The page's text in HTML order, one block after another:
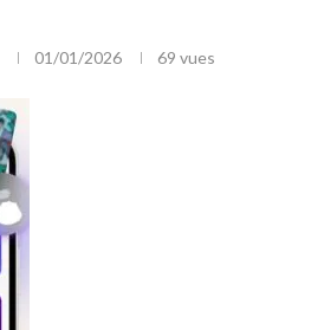
01/01/2026 69 vues